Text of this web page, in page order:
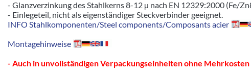
- Glanzverzinkung des Stahlkerns 8-12 µ nach EN 12329:2000 (Fe/
- Einlegeteil, nicht als eigenständiger Steckverbinder geeignet.
INFO Stahlkomponenten/Steel components/Composants acier
Montagehinweise
- Auch in unvollständigen Verpackungseinheiten ohne